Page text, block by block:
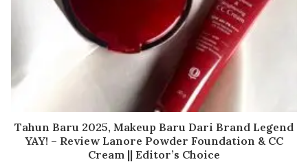
Tahun Baru 2025, Makeup Baru Dari Brand Legend
YAY! – Review Lanore Powder Foundation & CC
Cream || Editor’s Choice